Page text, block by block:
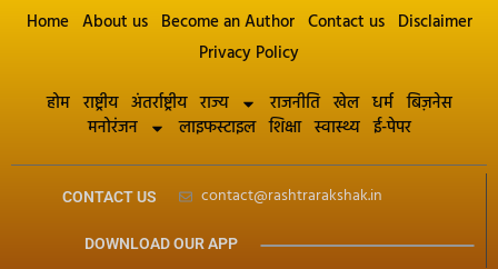
Home About us Become an Author Contact us Disclaimer
Privacy Policy
होम राष्ट्रीय अंतर्राष्ट्रीय राज्य राजनीति खेल धर्म बिज़नेस
मनोरंजन
लाइफस्टाइल शिक्षा स्वास्थ्य ई-पेपर
CONTACT US contact@rashtrarakshak.in
DOWNLOAD OUR APP